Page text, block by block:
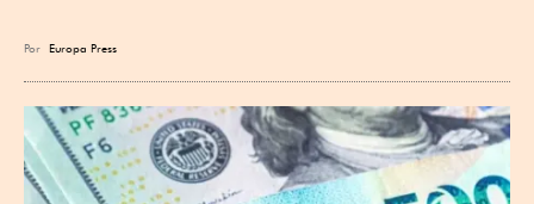
Por Europa Press